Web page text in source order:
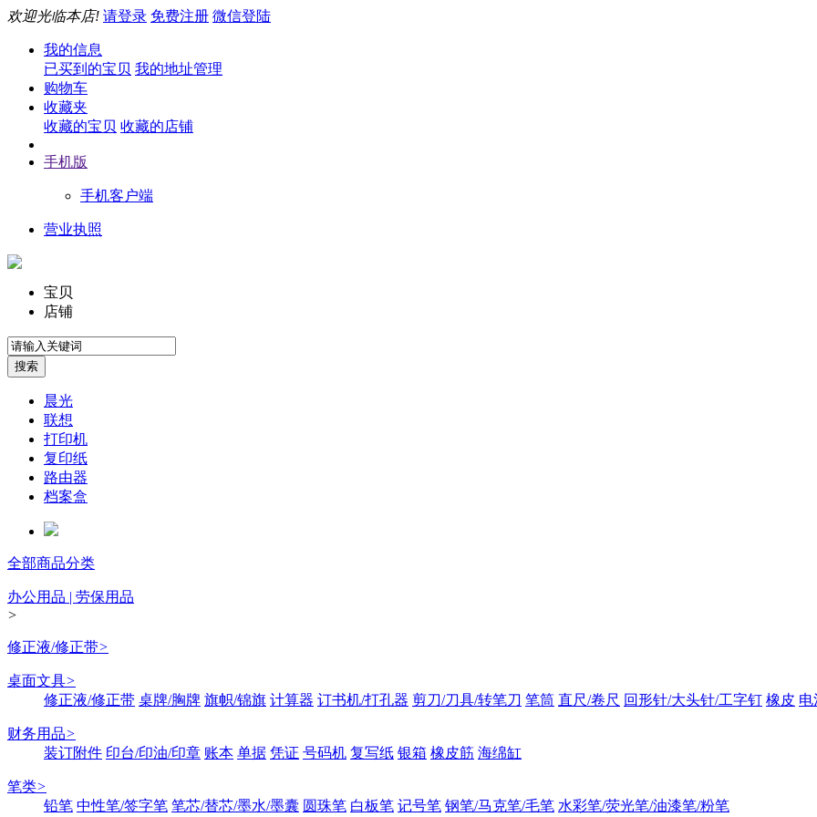
欢迎光临本店! 请登录 免费注册 微信登陆
我的信息
已买到的宝贝 我的地址管理
购物车
收藏夹
收藏的宝贝 收藏的店铺
手机版
手机客户端
营业执照
宝贝
店铺
晨光
联想
打印机
复印纸
路由器
档案盒
全部商品分类
办公用品 | 劳保用品
>
修正液/修正带>
桌面文具>
修正液/修正带 桌牌/胸牌 旗帜/锦旗 计算器 订书机/打孔器 剪刀/刀具/转笔刀 笔筒 直尺/卷尺 回形针/大头针/工字钉 橡皮 电
财务用品>
装订附件 印台/印油/印章 账本 单据 凭证 号码机 复写纸 银箱 橡皮筋 海绵缸
笔类>
铅笔 中性笔/签字笔 笔芯/替芯/墨水/墨囊 圆珠笔 白板笔 记号笔 钢笔/马克笔/毛笔 水彩笔/荧光笔/油漆笔/粉笔